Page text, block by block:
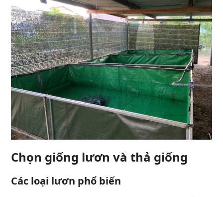
Chọn giống lươn và thả giống
Các loại lươn phổ biến